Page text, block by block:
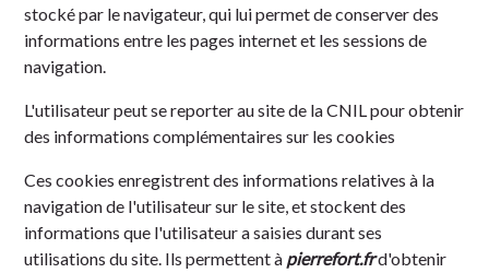
stocké par le navigateur, qui lui permet de conserver des
informations entre les pages internet et les sessions de
navigation.
L'utilisateur peut se reporter au site de la CNIL pourobtenir
des informations complémentaires sur les cookies
Ces cookies enregistrent des informations relatives à la
navigation de l'utilisateur sur le site, et stockent des
informations que l'utilisateur a saisies durant ses
utilisations du site. Ils permettent à pierrefort.frd'obtenir